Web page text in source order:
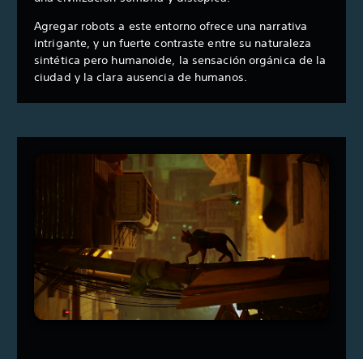
Agregar robots a este entorno ofrece una narrativa
intrigante, y un fuerte contraste entre su naturaleza
sintética pero humanoide, la sensación orgánica de la
ciudad y la clara ausencia de humanos.